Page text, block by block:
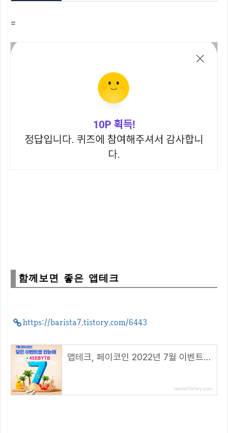
=
함께보면 좋은 앱테크
https://barista7.tistory.com/6443
앱테크, 페이코인 2022년 7월 이벤트 총정리!( 리워드 코드 : 45EBYTB )
barista7.tistory.com